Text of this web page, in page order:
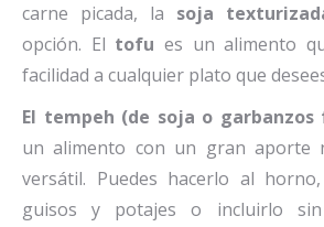
carne picada, la soja
opción. El tofu es un alimento
facilidad a cualquier plato que
El tempeh (de soja o garbanzos
un alimento con un gran aporte
versátil. Puedes hacerlo al
guisos y potajes o incluirlo